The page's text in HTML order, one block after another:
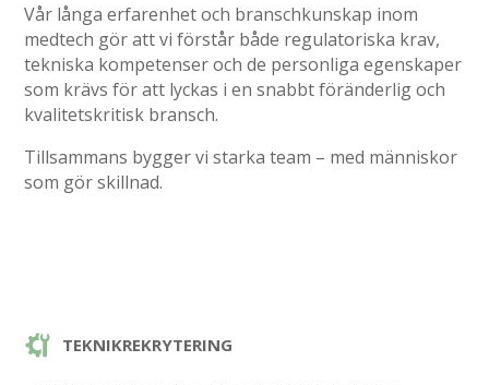
Vår långa erfarenhet och branschkunskap inom
medtech gör att vi förstår både regulatoriska krav,
tekniska kompetenser och de personliga egenskaper
som krävs för att lyckas i en snabbt föränderlig och
kvalitetskritisk bransch.
Tillsammans bygger vi starka team – med människor
som gör skillnad.
TEKNIKREKRYTERING